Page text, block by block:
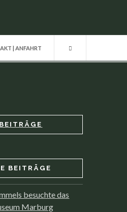
| ANFAHRT
BEITRÄGE
besuchte das
Marburg